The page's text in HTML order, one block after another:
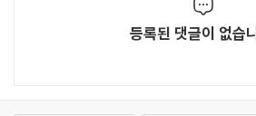
등록된 댓글이 없습